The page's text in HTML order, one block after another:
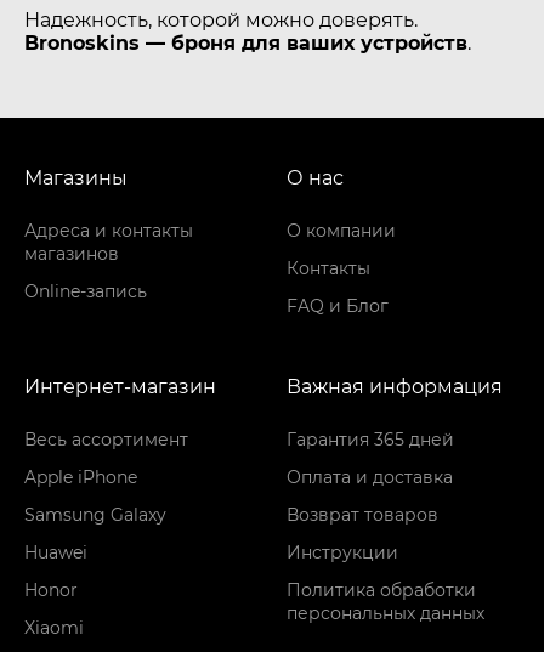
Надежность, которой можно доверять.
Bronoskins — броня для ваших устройств.
Магазины
Адреса и контакты
магазинов
Online-запись
О нас
О компании
Контакты
FAQ и Блог
Интернет-магазин
Весь ассортимент
Apple iPhone
Samsung Galaxy
Huawei
Honor
Xiaomi
Важная информация
Гарантия 365 дней
Оплата и доставка
Возврат товаров
Инструкции
Политика обработки
персональных данных